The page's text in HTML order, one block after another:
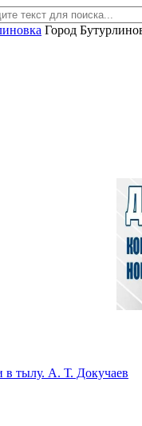
Город
в тылу. А. Т. Докучаев